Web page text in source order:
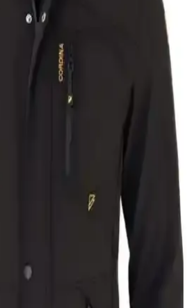
Şıklık ve Konforun En İyi
şıklık ve konforu bir arada sunar.
ve stil detaylarıyla erkek
olur.
Montlar: Fonksiyonellik ve
Trendler
rüzgar geçirmez özellikleriyle şehir ve
ve şık seçenekler sunar. Güncel
Erkek Mont ve Ceket
Tasarım
özelliğiyle öne çıkan İxir nakış armalı
her mevsim rahatlık sağlar.
Mont Karşılaştırması:
Modelleri Analizi